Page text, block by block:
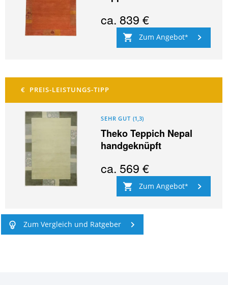
ca. 839 €
Zum Angebot
SEHR GUT (1,3)
Theko Teppich Nepal
handgeknüpft
ca. 569 €
Zum Angebot
Zum Vergleich und Ratgeber